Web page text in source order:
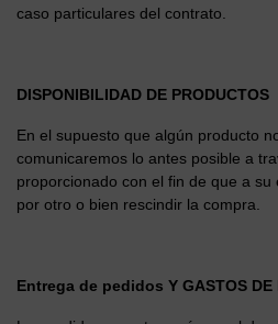
caso particulares del contrato.
DISPONIBILIDAD DE PRODUCTOS
En el supuesto que algún producto
comunicaremos lo antes posible a
proporcionado con el fin de que a su
por otro o bien rescindir la compra.
Entrega de pedidos Y GASTOS DE